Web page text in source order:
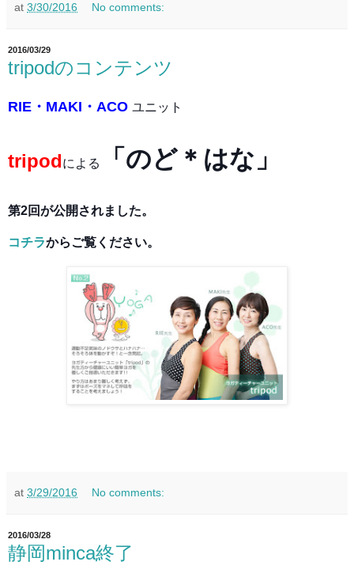
at 3/30/2016 No comments:
2016/03/29
tripodのコンテンツ
RIE・MAKI・ACO ユニット
tripodによる 「のど＊はな」
第2回が公開されました。
コチラからご覧ください。
at 3/29/2016 No comments:
2016/03/28
静岡minca終了